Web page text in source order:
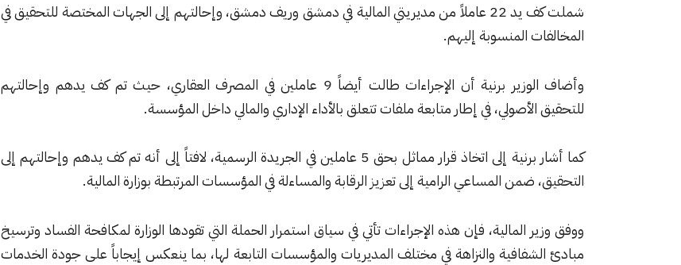
شملت كف يد 22 عاملاً من مديريتي المالية في دمشق وريف دمشق، وإحالتهم إلى الجهات المختصة للتحقيق في
المخالفات المنسوبة إليهم.
وأضاف الوزير برنية أن الإجراءات طالت أيضاً 9 عاملين في المصرف العقاري، حيث تم كف يدهم وإحالتهم
للتحقيق الأصولي، في إطار متابعة ملفات تتعلق بالأداء الإداري والمالي داخل المؤسسة.
كما أشار برنية إلى اتخاذ قرار مماثل بحق 5 عاملين في الجريدة الرسمية، لافتاً إلى أنه تم كف يدهم وإحالتهم إلى
التحقيق، ضمن المساعي الرامية إلى تعزيز الرقابة والمساءلة في المؤسسات المرتبطة بوزارة المالية.
ووفق وزير المالية، فإن هذه الإجراءات تأتي في سياق استمرار الحملة التي تقودها الوزارة لمكافحة الفساد وترسيخ
مبادئ الشفافية والنزاهة في مختلف المديريات والمؤسسات التابعة لها، بما ينعكس إيجاباً على جودة الخدمات